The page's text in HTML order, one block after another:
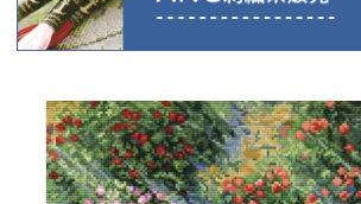
ご利用ガイド
返品特約について
新規会員登録